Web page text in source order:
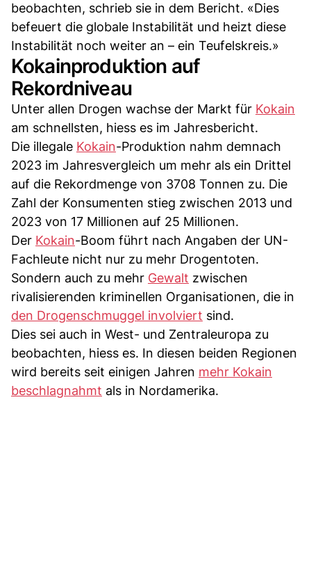
beobachten, schrieb sie in dem Bericht. «Dies
befeuert die globale Instabilität und heizt diese
Instabilität noch weiter an – ein Teufelskreis.»
Kokainproduktion auf
Rekordniveau
Unter allen Drogen wachse der Markt für Kokain
am schnellsten, hiess es im Jahresbericht.
Die illegale Kokain-Produktion nahm demnach
2023 im Jahresvergleich um mehr als ein Drittel
auf die Rekordmenge von 3708 Tonnen zu. Die
Zahl der Konsumenten stieg zwischen 2013 und
2023 von 17 Millionen auf 25 Millionen.
Der Kokain-Boom führt nach Angaben der UN-
Fachleute nicht nur zu mehr Drogentoten.
Sondern auch zu mehr Gewalt zwischen
rivalisierenden kriminellen Organisationen, die in
den Drogenschmuggel involviert sind.
Dies sei auch in West- und Zentraleuropa zu
beobachten, hiess es. In diesen beiden Regionen
wird bereits seit einigen Jahren mehr Kokain
beschlagnahmt als in Nordamerika.